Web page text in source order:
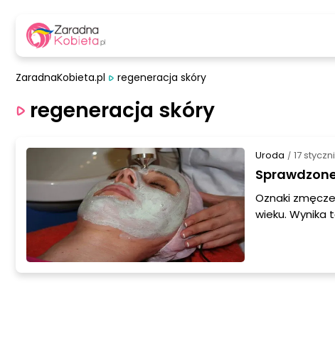
ZaradnaKobieta.pl regeneracja skóry
regeneracja skóry
Uroda / 17
Oznaki
wieku. Wynika